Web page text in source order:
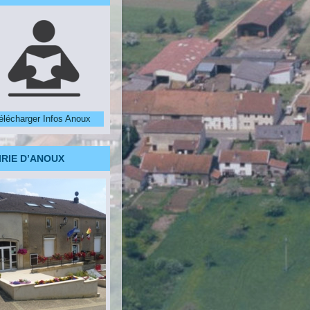
Infos Anoux
D’ANOUX